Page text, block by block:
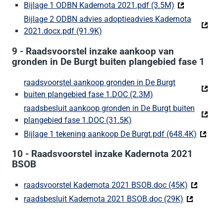
Bijlage 1 ODBN Kadernota 2021.pdf (3.5M) (Deze link
Bijlage 2 ODBN advies adoptieadvies Kadernota
2021.docx.pdf (91.9K) (Deze link gaat naar een externe
9 - Raadsvoorstel inzake aankoop van
gronden in De Burgt buiten plangebied fase 1
raadsvoorstel aankoop gronden in De Burgt
buiten plangebied fase 1.DOC (2.3M) (Deze link gaat
raadsbesluit aankoop gronden in De Burgt buiten
plangebied fase 1.DOC (31.5K) (Deze link gaat naar een
Bijlage 1 tekening aankoop De Burgt.pdf (648.4K)
10 - Raadsvoorstel inzake Kadernota 2021
BSOB
raadsvoorstel Kadernota 2021 BSOB.doc (45K) (Deze
raadsbesluit Kadernota 2021 BSOB.doc (29K) (Deze